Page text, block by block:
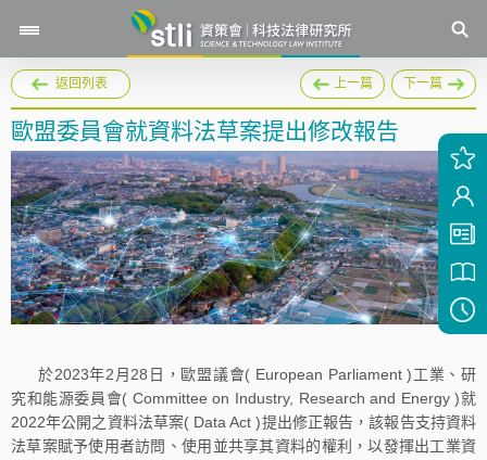
返回列表 上一篇 下一篇
歐盟委員會就資料法草案提出修改報告
於2023年2月28日，歐盟議會( European Parliament )工業、研
究和能源委員會( Committee on Industry, Research and Energy )就
2022年公開之資料法草案( Data Act )提出修正報告，該報告支持資料
法草案賦予使用者訪問、使用並共享其資料的權利，以發揮出工業資